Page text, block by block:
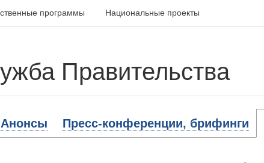
программы Национальные проекты
Правительства
Анонсы Пресс-конференции, брифинги